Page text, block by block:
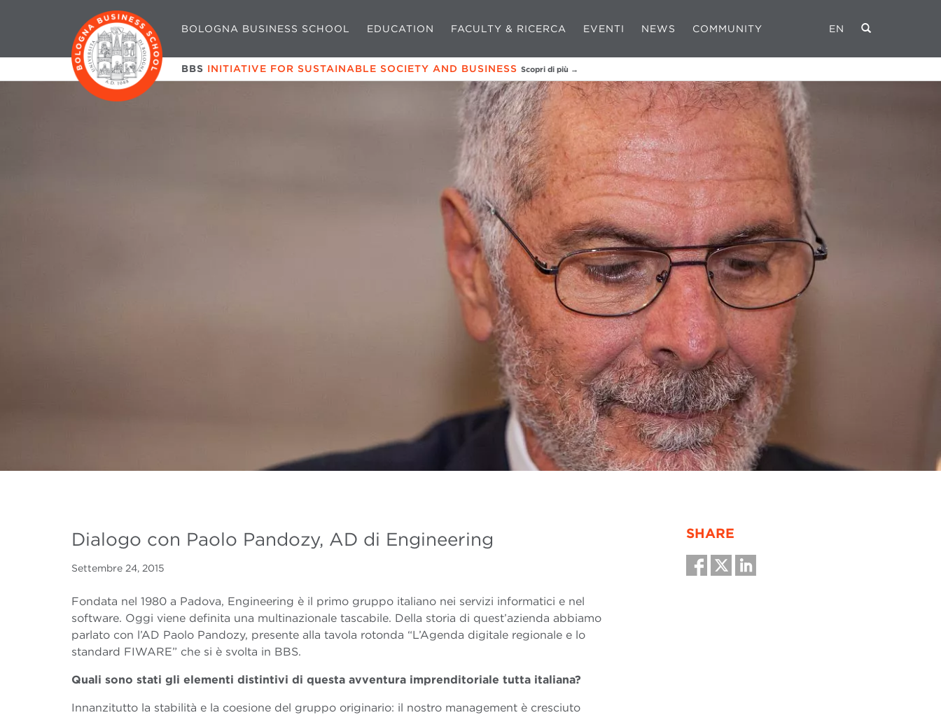
BOLOGNA BUSINESS SCHOOL EDUCATION FACULTY & RICERCA EVENTI NEWS COMMUNITY EN
BBS INITIATIVE FOR SUSTAINABLE SOCIETY AND BUSINESS Scopri di più →
Dialogo con Paolo Pandozy, AD di Engineering
Settembre 24, 2015
Fondata nel 1980 a Padova, Engineering è il primo gruppo italiano nei servizi informatici e nel
software. Oggi viene definita una multinazionale tascabile. Della storia di quest’azienda abbiamo
parlato con l’AD Paolo Pandozy, presente alla tavola rotonda “L’Agenda digitale regionale e lo
standard FIWARE” che si è svolta in BBS.
Quali sono stati gli elementi distintivi di questa avventura imprenditoriale tutta italiana?
Innanzitutto la stabilità e la coesione del gruppo originario: il nostro management è cresciuto
SHARE